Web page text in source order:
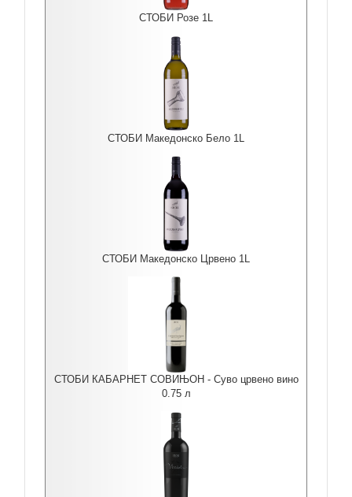
СТОБИ Розе 1L
СТОБИ Македонско Бело 1L
СТОБИ Македонско Црвено 1L
СТОБИ КАБАРНЕТ СОВИЊОН - Суво црвено вино
0.75 л